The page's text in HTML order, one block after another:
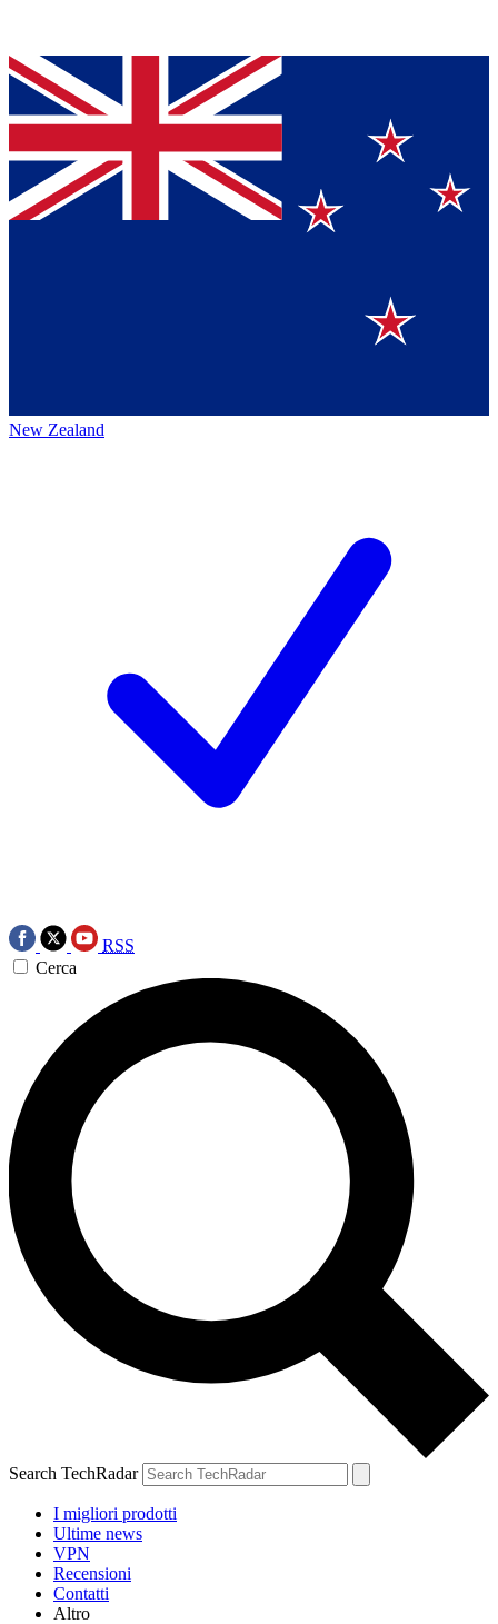
New Zealand
RSS
Cerca
Search TechRadar
I migliori prodotti
Ultime news
VPN
Recensioni
Contatti
Altro